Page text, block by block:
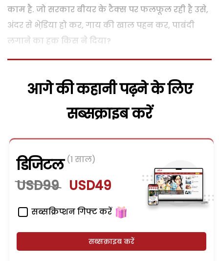
काम है. जो सरकार बीयर के टैक्स पर फलफूल रही है उसे,
अंदर से भेडि़या हो कर, गाय की खाल पहन कर, पाबंदी
लगाने का हक किस ने दिया?
आगे की कहानी पढ़ने के लिए
सब्सक्राइब करें
डिजिटल (1 साल)
USD99 USD49
सब्सक्रिप्शन गिफ्ट करें
सब्सक्राइब करें